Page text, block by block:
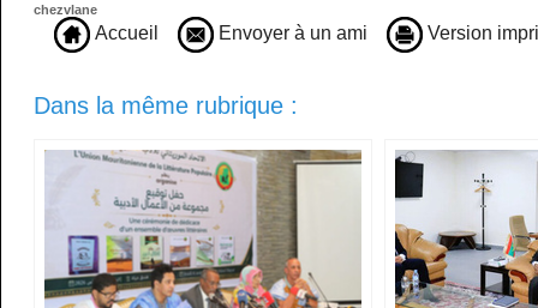
chezvlane
Accueil Envoyer à un ami Version
Dans la même rubrique :